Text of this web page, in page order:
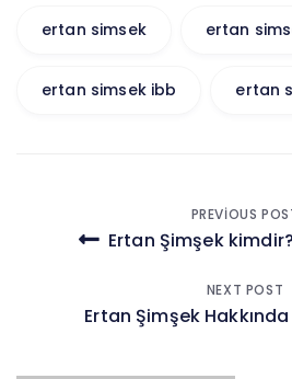
ertan simsek ertan
ertan simsek ibb ertan
Yazı
PREVIOUS
Ertan Şimşek
NEXT POST
Ertan Şimşek